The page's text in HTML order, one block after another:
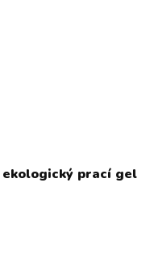
ekologický prací gel